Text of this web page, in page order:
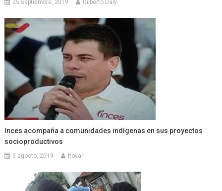
25 septiembre, 2019 Gilberto Daly
Inces acompaña a comunidades indígenas en sus proyectos
socioproductivos
9 agosto, 2019 ltovar